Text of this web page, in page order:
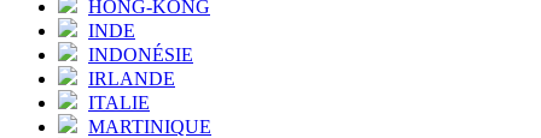
HONG-KONG
INDE
INDONÉSIE
IRLANDE
ITALIE
MARTINIQUE